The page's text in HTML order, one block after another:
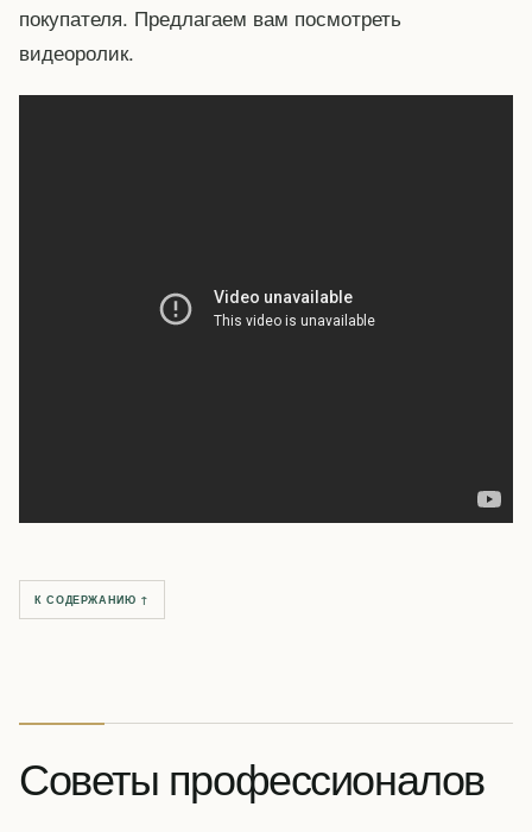
покупателя. Предлагаем вам посмотреть
видеоролик.
К СОДЕРЖАНИЮ ↑
Советы профессионалов